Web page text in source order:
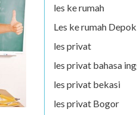
les ke rumah
Les ke rumah Depok
les privat
les privat bahasa
les privat bekasi
les privat Bogor